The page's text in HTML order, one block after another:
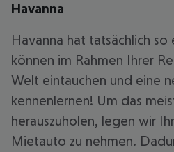
Havanna
Havanna hat tatsächlich so
können im Rahmen Ihrer
Welt eintauchen und eine
kennenlernen! Um das
herauszuholen, legen wir
Mietauto zu nehmen.